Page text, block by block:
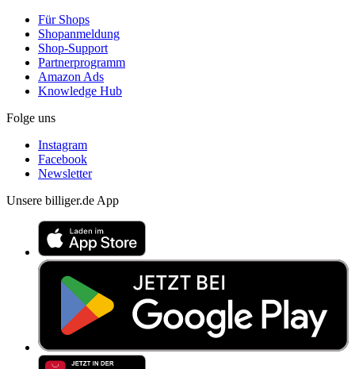
Für Shops
Shopanmeldung
Shop-Support
Partnerprogramm
Amazon Ads
Knowledge Hub
Folge uns
Instagram
Facebook
Newsletter
Unsere billiger.de App